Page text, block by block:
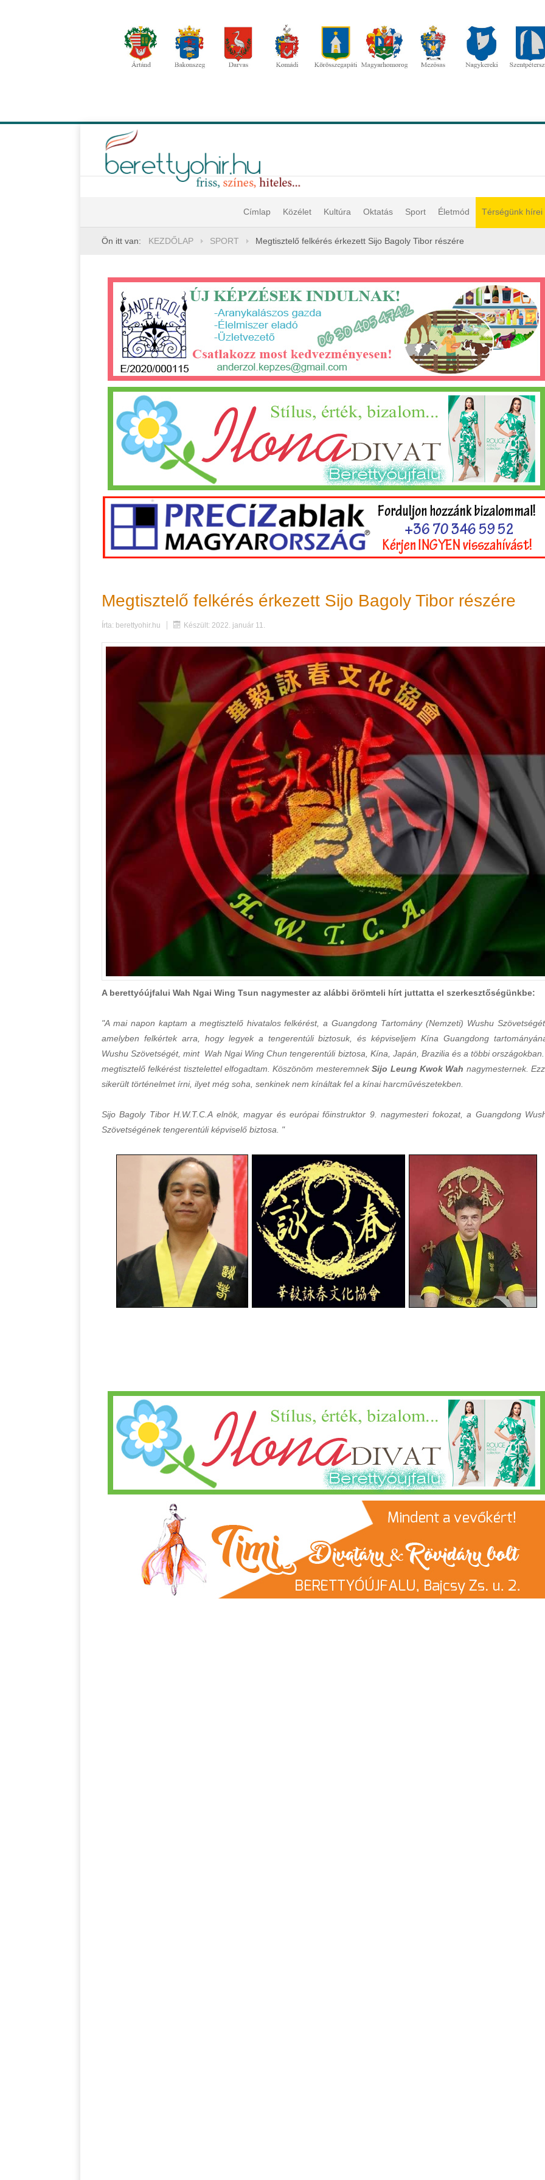
Címlap Közélet Kultúra Oktatás Sport Életmód Térségünk hírei
Ön itt van: KEZDŐLAP SPORT Megtisztelő felkérés érkezett Sijo Bagoly Tibor részére
Megtisztelő felkérés érkezett Sijo Bagoly Tibor részére
Írta: berettyohir.hu Készült: 2022. január 11.
A berettyóújfalui Wah Ngai Wing Tsun nagymester az alábbi örömteli hírt juttatta el szerkesztőségünkbe:
"A mai napon kaptam a megtisztelő hivatalos felkérést, a Guangdong Tartomány (Nemzeti) Wushu
amelyben felkértek arra, hogy legyek a tengerentúli biztosuk, és képviseljem Kína Guangdong
Wushu Szövetségét, mint Wah Ngai Wing Chun tengerentúli biztosa, Kína, Japán, Brazilia és a többi
megtisztelő felkérést tisztelettel elfogadtam. Köszönöm mesteremnekSijo Leung Kwok Wah nagymesternek.
sikerült történelmet írni, ilyet még soha, senkinek nem kínáltak fel a kínai harcművészetekben.
Sijo Bagoly Tibor H.W.T.C.A elnök, magyar és európai főinstruktor 9. nagymesteri fokozat, a Guangdong
Szövetségének tengerentúli képviselő biztosa. "